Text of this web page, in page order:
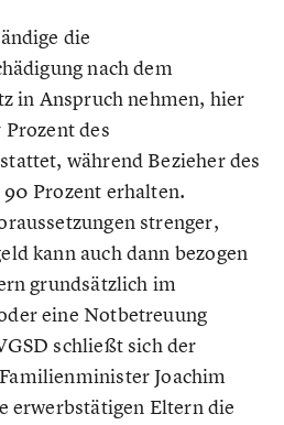
die
nach dem
in Anspruch nehmen, hier
des
während Bezieher des
Prozent erhalten.
strenger,
kann auch dann bezogen
grundsätzlich im
eine Notbetreuung
schließt sich der
Joachim
erwerbstätigen Eltern die